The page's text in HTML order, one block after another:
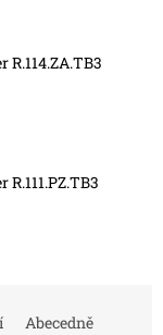
Abecedně